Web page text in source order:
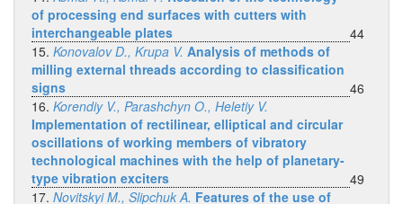
of processing end surfaces with cutters with
interchangeable plates
44
15. Konovalov D., Krupa V. Analysis of methods of
milling external threads according to classification
signs
46
16. Korendiy V., Parashchyn O., Heletiy V.
Implementation of rectilinear, elliptical and circular
oscillations of working members of vibratory
technological machines with the help of planetary-
type vibration exciters
49
17. Novitskyi M., Slipchuk A. Features of the use of